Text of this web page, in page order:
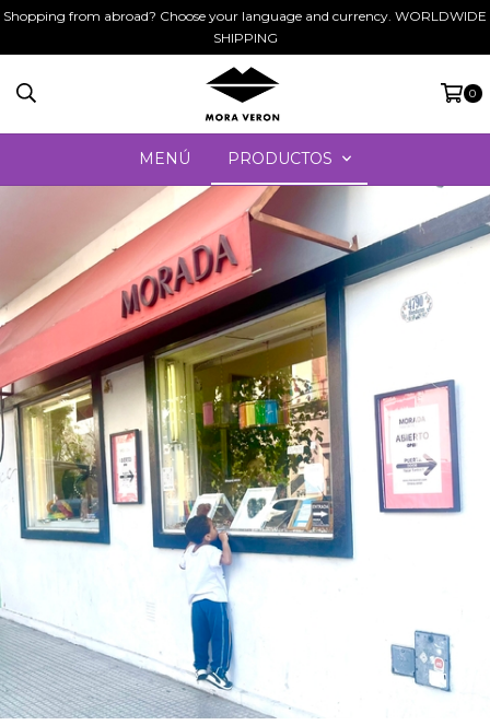
Shopping from abroad? Choose your language and currency. WORLDWIDE
SHIPPING
0
MENÚ PRODUCTOS